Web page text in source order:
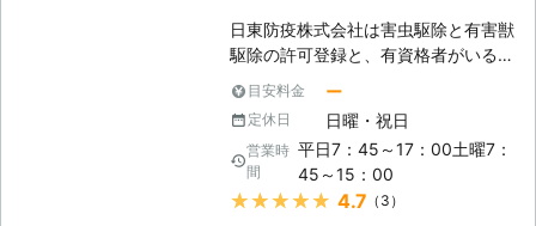
出入り口を塞いでいないなど、といっ
たミスがあると再発する可能性が高く
なってしまいます。 駆除したと思い
込んで放置してしまい、いつの間にか
状況が悪化していた……なんて事も考
えられるのです。 そのため、コウモ
リの気配を感じたらすぐに専門業者で
ある害獣プロテクトにご相談くださ
日東防疫株式会社は害虫駆除と有害獣
駆除の許可登録と、有資格者がいる害
虫駆除の専門店です。 駆除から再発
防止まで徹底的に問題を解決いたしま
す。 【コウモリ駆除】 こんなとき
は、日東防疫株式会社へお任せくださ
い。 ・夜になると天井裏でガサガサ
と音がするとき。 ・夜になると毎日
目安料金 ー
定休日 日曜・祝日
営業時
間
平日7：45～17：00土曜7：
45～15：00
★★★★★ 4.7 （3）